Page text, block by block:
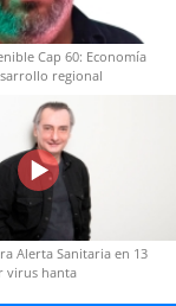
Cap 60: Economía
regional
Alerta Sanitaria en 13
virus hanta